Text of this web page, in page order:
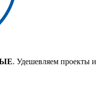
. Удешевляем проекты и